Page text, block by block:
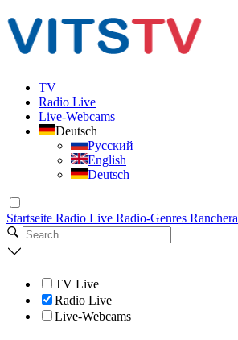
TV
Radio Live
Live-Webcams
Deutsch
Русский
English
Deutsch
Startseite Radio Live Radio-Genres Ranchera
TV Live
Radio Live
Live-Webcams